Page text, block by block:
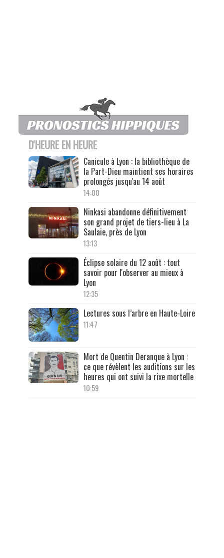
D'HEURE EN HEURE
Canicule à Lyon : la bibliothèque de
la Part-Dieu maintient ses horaires
prolongés jusqu'au 14 août
14:00
Ninkasi abandonne définitivement
son grand projet de tiers-lieu à La
Saulaie, près de Lyon
13:13
Éclipse solaire du 12 août : tout
savoir pour l'observer au mieux à
Lyon
12:35
Lectures sous l’arbre en Haute-Loire
11:47
Mort de Quentin Deranque à Lyon :
ce que révèlent les auditions sur les
heures qui ont suivi la rixe mortelle
10:59